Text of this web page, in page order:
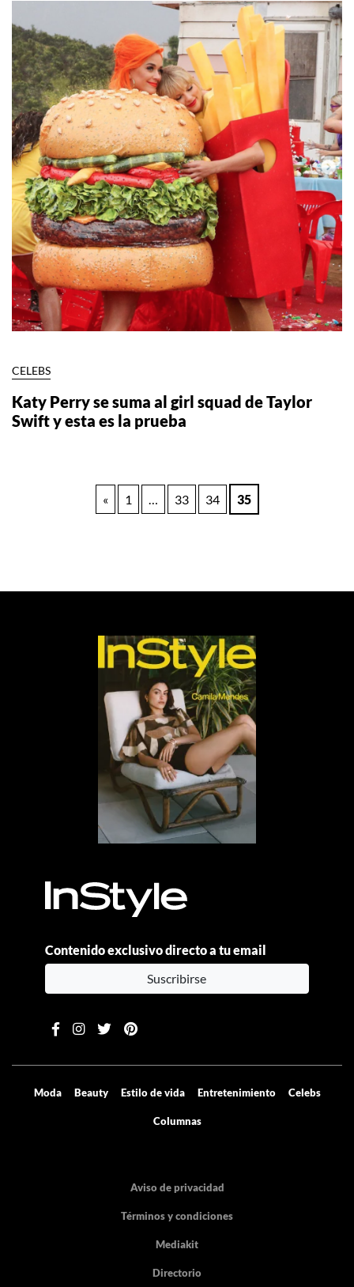
CELEBS
Katy Perry se suma al girl squad de Taylor
Swift y esta es la prueba
Paginación
« 1 … 33 34 35
Contenido exclusivo directo a tu email
Suscribirse
Moda Beauty Estilo de vida Entretenimiento Celebs
Columnas
Aviso de privacidad
Términos y condiciones
Mediakit
Directorio